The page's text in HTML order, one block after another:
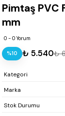
Pimtaş PVC
mm
0 - 0 Yorum
%10 ₺ 5.540₺
Kategori
Marka
Stok Durumu